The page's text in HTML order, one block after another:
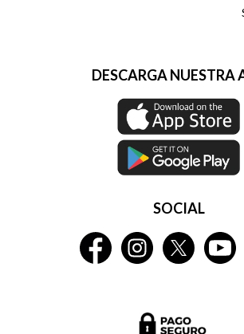
DESCARGA NUESTRA
SOCIAL